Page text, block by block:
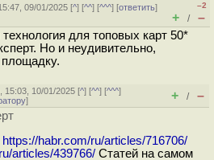
09/01/2025 [^] [^^] [^^^] [ответить]
–2
+ / –
для топовых карт 50*
Но и неудивительно,
15:03, 10/01/2025 [^] [^^] [^^^]
] + / –
https://habr.com/ru/articles/716706/
articles/439766/ Статей на самом